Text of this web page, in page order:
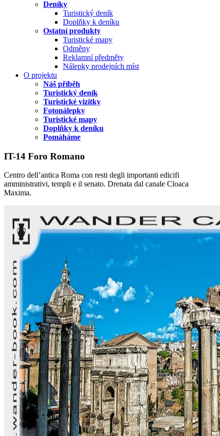
Deníky
Turistický deník
Doplňky k deníku
Ostatní produkty
Turistické mapy
Odměny
Reklamní předměty
Nálepky prodejních míst
O projektu
Náš příběh
Turistický deník
Turistické vizitky
Fotonálepky
Turistické mapy
Doplňky k deníku
Pomáháme
IT-14 Foro Romano
Centro dell’antica Roma con resti degli importanti edicifi
amministrativi, templi e il senato. Drenata dal canale Cloaca
Maxima.